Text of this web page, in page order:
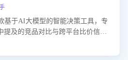
基于AI大模型的智能决策工具，专
提及的竞品对比与跨平台比价信
对比，并分析消费者的比价行